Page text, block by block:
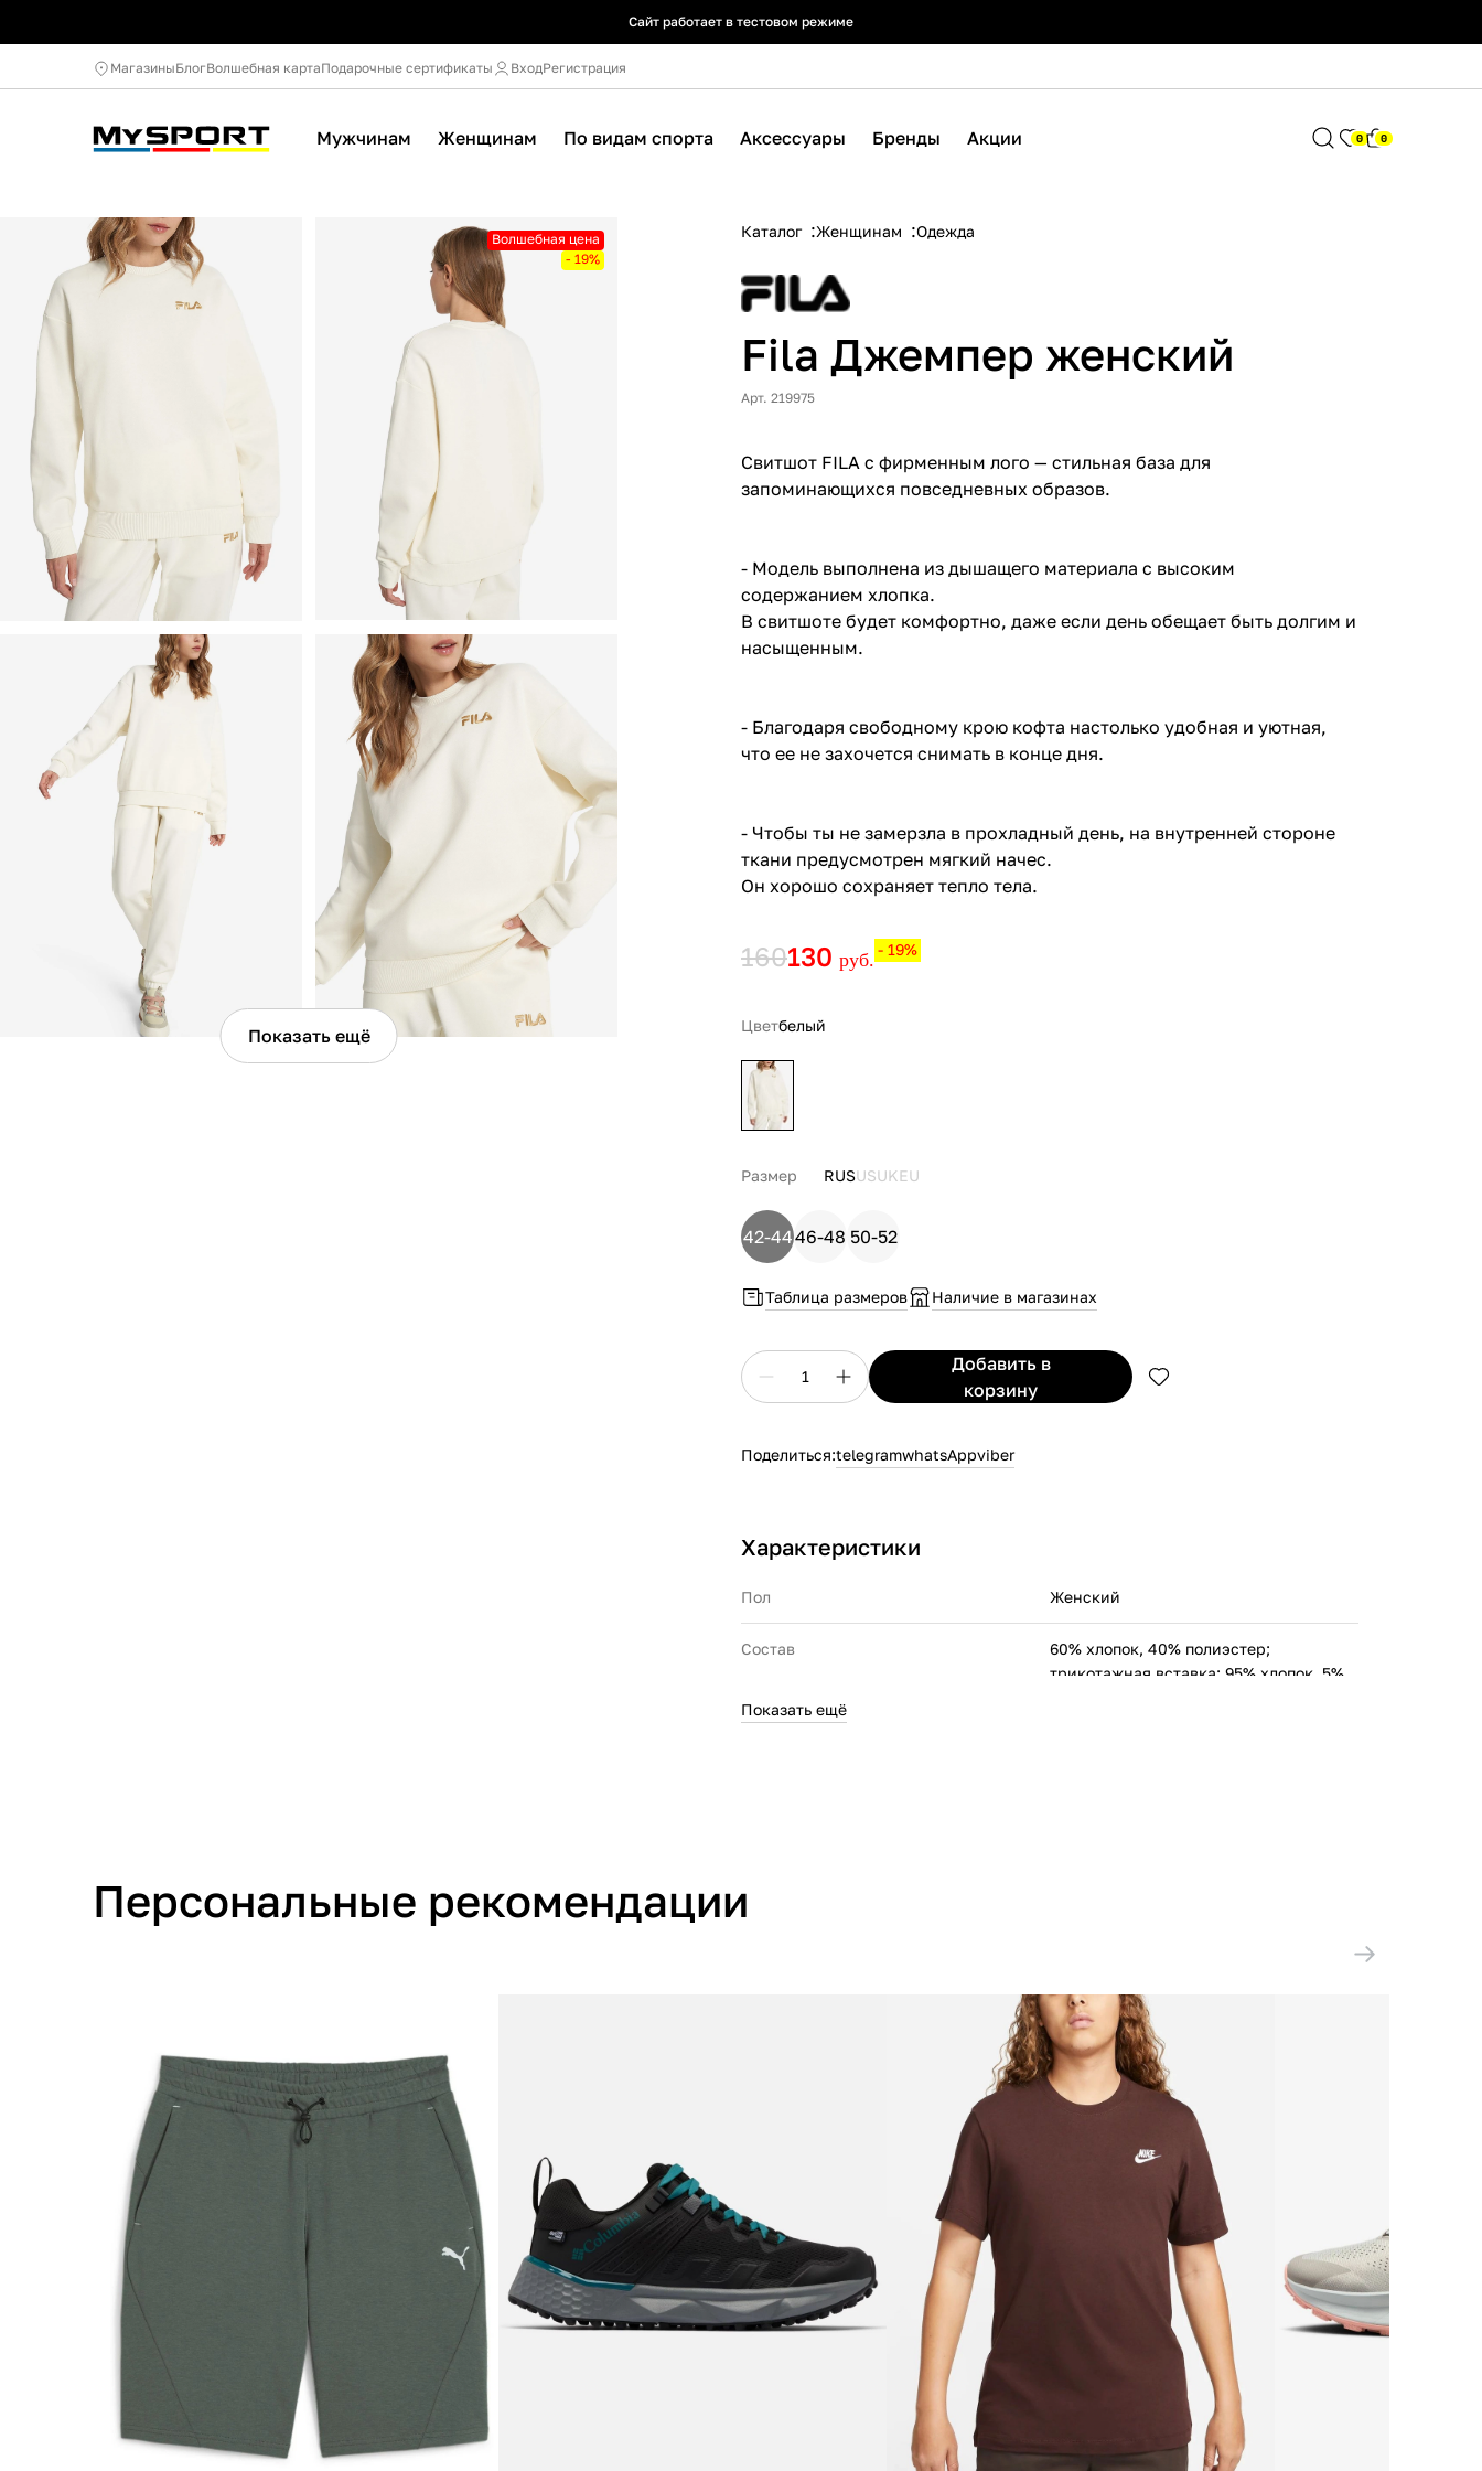
Сайт работает в тестовом режиме
Сайт работает в тестовом режиме
Сайт работает в тестовом режиме
МагазиныБлогВолшебная картаПодарочные сертификаты ВходРегистрация
Мужчинам Женщинам По видам спорта Аксессуары Бренды Акции 0 0
Волшебная цена
- 19%
Показать ещё
Каталог Женщинам Одежда
Fila Джемпер женский
Арт. 219975
Свитшот FILA с фирменным лого — стильная база для
запоминающихся повседневных образов.
- Модель выполнена из дышащего материала с высоким
содержанием хлопка.
В свитшоте будет комфортно, даже если день обещает быть долгим и
насыщенным.
- Благодаря свободному крою кофта настолько удобная и уютная,
что ее не захочется снимать в конце дня.
- Чтобы ты не замерзла в прохладный день, на внутренней стороне
ткани предусмотрен мягкий начес.
Он хорошо сохраняет тепло тела.
160130 руб. - 19%
Цветбелый
Размер RUSUSUKEU
42-4446-48 50-52
Таблица размеров Наличие в магазинах
1
Добавитьв
корзину
Поделиться:telegramwhatsAppviber
Характеристики
Пол Женский
Состав
60% хлопок, 40% полиэстер;
трикотажная вставка: 95% хлопок, 5%
Показать ещё
Персональные рекомендации